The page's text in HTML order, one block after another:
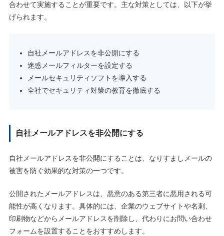
合わせて実施することが重要です。主な対策としては、以下が挙
げられます。
自社メールアドレスを非公開にする
迷惑メールフィルターを設定する
メールセキュリティソフトを導入する
全社でセキュリティ対策の教育を徹底する
自社メールアドレスを非公開にする
自社メールアドレスを非公開にすることは、なりすましメールの
被害を防ぐ効果的な対策の一つです。
公開されたメールアドレスは、悪意のある第三者に悪用される可
能性が高くなります。具体的には、企業のウェブサイトや名刺、
印刷物などからメールアドレスを削除し、代わりにお問い合わせ
フォームを設置することをおすすめします。